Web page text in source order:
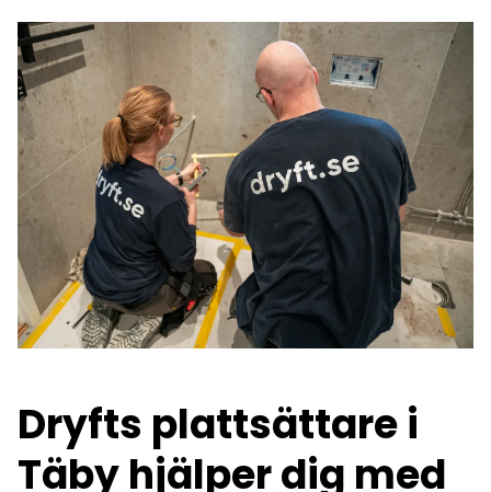
Dryfts plattsättare i
Täby hjälper dig med